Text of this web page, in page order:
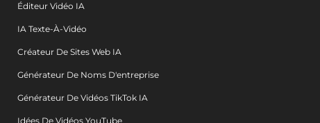
Éditeur Vidéo IA
IA Texte-À-Vidéo
Créateur De Sites Web IA
Générateur De Noms D'entreprise
Générateur De Vidéos TikTok IA
Idées De Vidéos YouTube